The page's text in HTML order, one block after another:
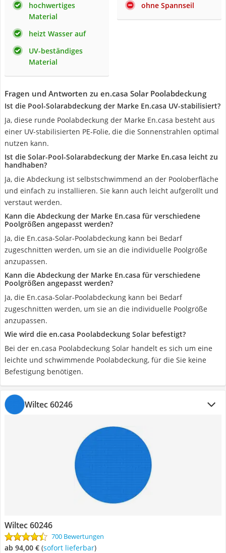
hochwertiges
Material
heizt Wasser auf
UV-beständiges
Material
ohne Spannseil
Fragen und Antworten zu en.casa Solar Poolabdeckung
Ist die Pool-Solarabdeckung der Marke En.casa UV-stabilisiert?
Ja, diese runde Poolabdeckung der Marke En.casa besteht aus
einer UV-stabilisierten PE-Folie, die die Sonnenstrahlen optimal
nutzen kann.
Ist die Solar-Pool-Solarabdeckung der Marke En.casa leicht zu
handhaben?
Ja, die Abdeckung ist selbstschwimmend an der Pooloberfläche
und einfach zu installieren. Sie kann auch leicht aufgerollt und
verstaut werden.
Kann die Abdeckung der Marke En.casa für verschiedene
Poolgrößen angepasst werden?
Ja, die En.casa-Solar-Poolabdeckung kann bei Bedarf
zugeschnitten werden, um sie an die individuelle Poolgröße
anzupassen.
Kann die Abdeckung der Marke En.casa für verschiedene
Poolgrößen angepasst werden?
Ja, die En.casa-Solar-Poolabdeckung kann bei Bedarf
zugeschnitten werden, um sie an die individuelle Poolgröße
anzupassen.
Wie wird die en.casa Poolabdeckung Solar befestigt?
Bei der en.casa Poolabdeckung Solar handelt es sich um eine
leichte und schwimmende Poolabdeckung, für die Sie keine
Befestigung benötigen.
Wiltec 60246
Wiltec 60246
700 Bewertungen
ab 94,00 € ( Sofort lieferbar)